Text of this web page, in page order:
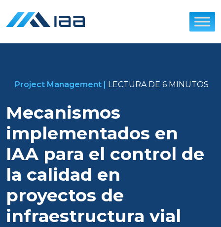
content
Project Management | LECTURA DE 6 MINUTOS
Mecanismos
implementados en
IAA para el control de
la calidad en
proyectos de
infraestructura vial